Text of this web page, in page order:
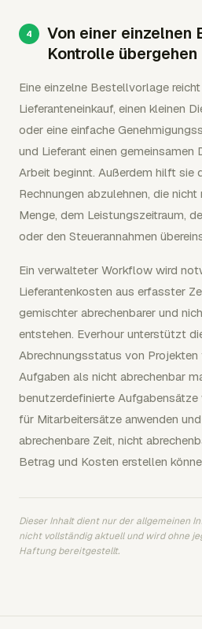
Von einer einzelnen
Kontrolle übergehen
Eine einzelne Bestellvorlage
Lieferanteneinkauf, einen kleinen
oder eine einfache
und Lieferant einen gemeinsamen
Arbeit beginnt. Außerdem hilft sie
Rechnungen abzulehnen, die
Menge, dem Leistungszeitraum,
oder den Steuerannahmen
Ein verwalteter Workflow wird
Lieferantenkosten aus erfasster
gemischter abrechenbarer und
entstehen. Everhour unterstützt
Abrechnungsstatus von
Aufgaben als nicht abrechenbar
benutzerdefinierte Aufgabensätze
für Mitarbeitersätze anwenden
abrechenbare Zeit, nicht
Betrag und Kosten erstellen
Dieser Inhalt dient nur der allgemeinen
nicht vollständig aktuell und wird ohne
Haftung bereitgestellt.